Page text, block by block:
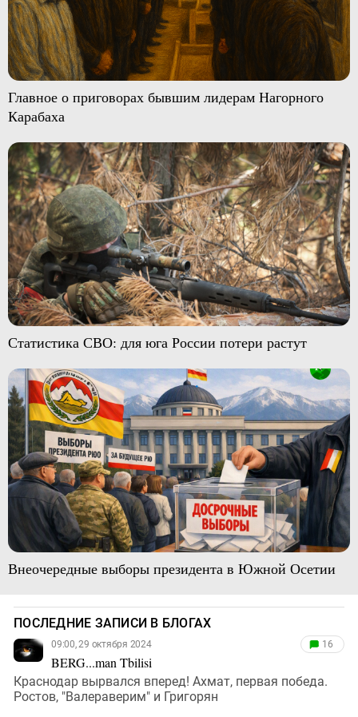
Главное о приговорах бывшим лидерам Нагорного
Карабаха
Статистика СВО: для юга России потери растут
Внеочередные выборы президента в Южной Осетии
ПОСЛЕДНИЕ ЗАПИСИ В БЛОГАХ
09:00, 29 октября 2024
BERG...man Tbilisi
16
Краснодар вырвался вперед! Ахмат, первая победа.
Ростов, "Валераверим" и Григорян